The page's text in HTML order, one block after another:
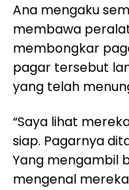
Ana mengaku
membawa
membongkar
pagar tersebut
yang telah
“Saya lihat
siap. Pagarnya
Yang mengambil
mengenal